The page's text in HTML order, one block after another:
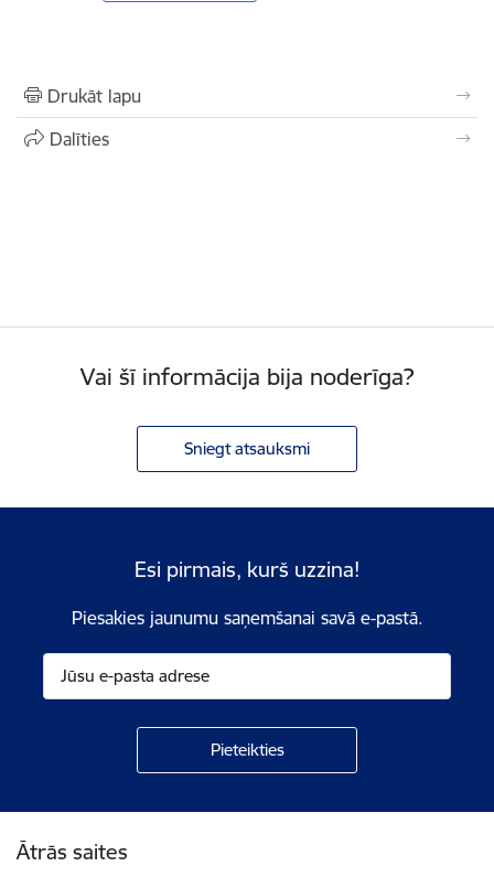
Drukāt lapu
Dalīties
Vai šī informācija bija noderīga?
Sniegt atsauksmi
Esi pirmais, kurš uzzina!
Piesakies jaunumu saņemšanai savā e-pastā.
Ātrās saites